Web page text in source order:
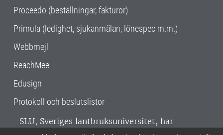
Proceedo (beställningar, fakturor)
Primula (ledighet, sjukanmälan, lönespec m.m.)
Webbmejl
ReachMee
Edusign
Protokoll och beslutslistor
SLU, Sveriges lantbruksuniversitet, har
verksamhet över hela Sverige. Huvudorter är